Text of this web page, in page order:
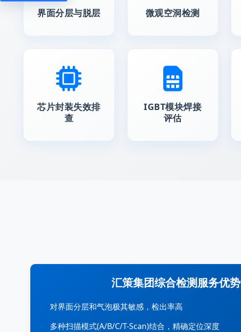
界面分层与脱层 微观空洞检测
芯片封装失效排
查
IGBT模块焊接
评估
汇策集团综合检测服务优势
对界面分层和气泡极其敏感，检出率高
多种扫描模式(A/B/C/T-Scan)结合，精确定位深度